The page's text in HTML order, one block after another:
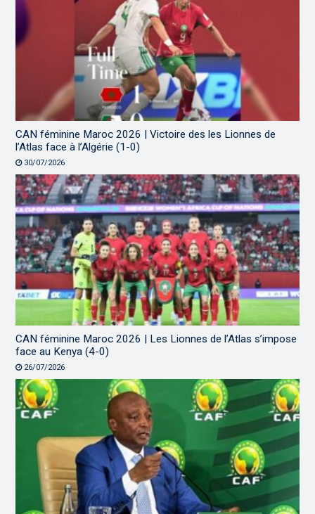
CAN féminine Maroc 2026 | Victoire des les Lionnes de
l’Atlas face à l’Algérie (1-0)
30/07/2026
CAN féminine Maroc 2026 | Les Lionnes de l’Atlas s’impose
face au Kenya (4-0)
26/07/2026